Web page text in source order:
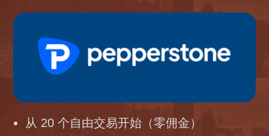
从 20 个自由交易开始（零佣金）